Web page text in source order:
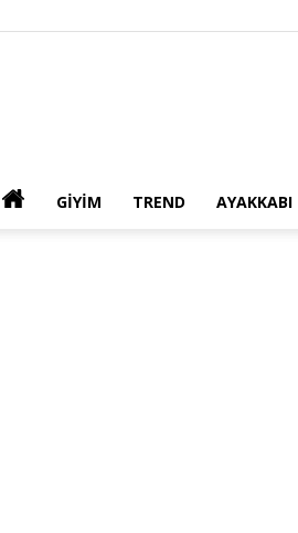
GIYIM TREND AYAKKABI